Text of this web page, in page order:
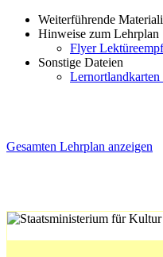
Weiterführende
Hinweise zum Lehrplan
Flyer
Sonstige Dateien
Lernortlandkarten
Gesamten Lehrplan anzeigen